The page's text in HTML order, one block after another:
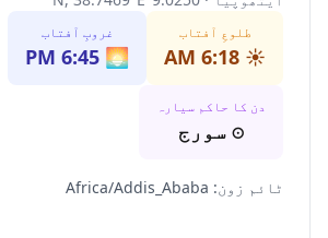
طلوعِ آفتاب
☀️
6:18 AM
غروبِ آفتاب
🌅
6:45 PM
دن کا حاکم سیارہ
☉ سورج
ٹائم زون:
Africa/Addis_Ababa